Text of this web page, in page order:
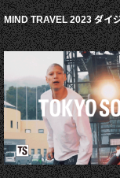
MIND TRAVEL 2023 ダイ